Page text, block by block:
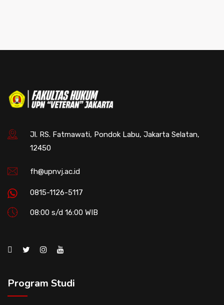
Jl. RS. Fatmawati, Pondok Labu, Jakarta Selatan,
12450
fh@upnvj.ac.id
0815-1126-5117
08:00 s/d 16:00 WIB
Program Studi